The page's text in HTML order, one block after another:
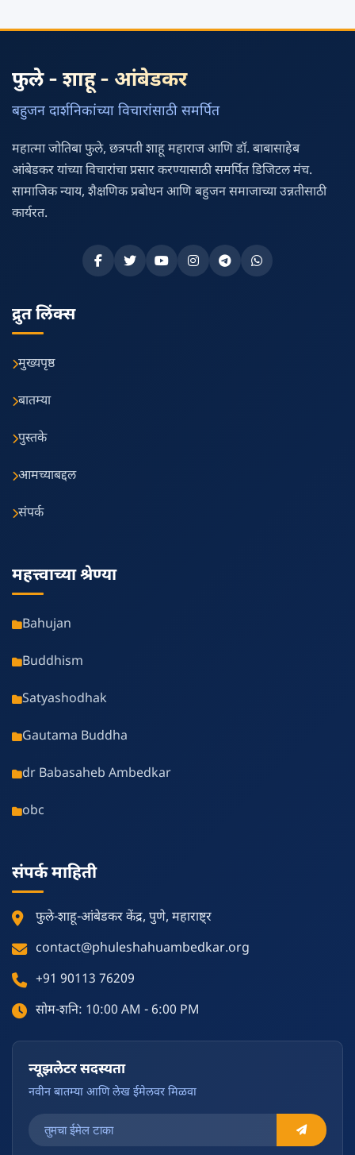
फुले - शाहू - आंबेडकर
बहुजन दार्शनिकांच्या विचारांसाठी समर्पित
महात्मा जोतिबा फुले, छत्रपती शाहू महाराज आणि डॉ. बाबासाहेब
आंबेडकर यांच्या विचारांचा प्रसार करण्यासाठी समर्पित डिजिटल मंच.
सामाजिक न्याय, शैक्षणिक प्रबोधन आणि बहुजन समाजाच्या उन्नतीसाठी
कार्यरत.
द्रुत लिंक्स
मुख्यपृष्ठ
बातम्या
पुस्तके
आमच्याबद्दल
संपर्क
महत्त्वाच्या श्रेण्या
Bahujan
Buddhism
Satyashodhak
Gautama Buddha
dr Babasaheb Ambedkar
obc
संपर्क माहिती
फुले-शाहू-आंबेडकर केंद्र, पुणे, महाराष्ट्र
contact@phuleshahuambedkar.org
+91 90113 76209
सोम-शनि: 10:00 AM - 6:00 PM
न्यूझलेटर सदस्यता
नवीन बातम्या आणि लेख ईमेलवर मिळवा